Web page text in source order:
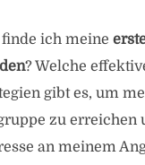
ich meine
? Welche
gibt es, um
zu erreichen
an meinem